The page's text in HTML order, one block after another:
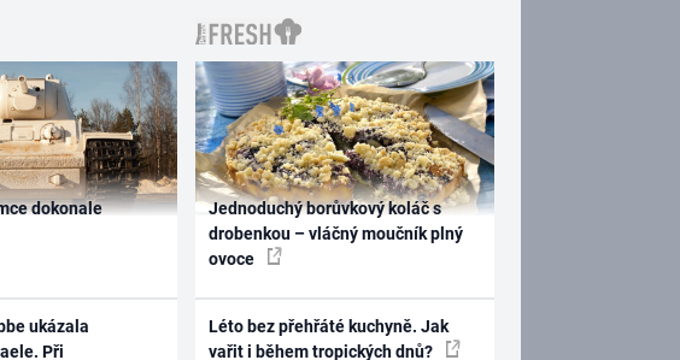
dokonale
ukázala
Při
Jednoduchý borůvkový koláč s
drobenkou – vláčný moučník plný
ovoce
Léto bez přehřáté kuchyně. Jak
vařit i během tropických dnů?